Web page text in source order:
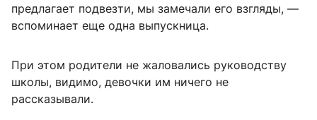
предлагает подвезти, мы замечали его взгляды, —
вспоминает еще одна выпускница.
При этом родители не жаловались руководству
школы, видимо, девочки им ничего не
рассказывали.